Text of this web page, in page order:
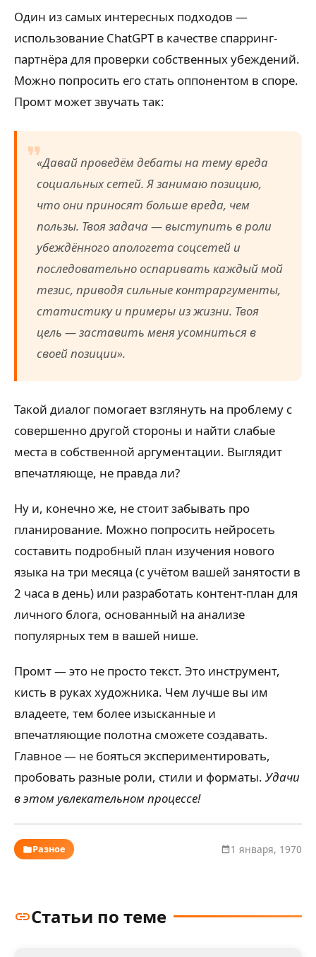
Один из самых интересных подходов —
использование ChatGPT в качестве спарринг-
партнёра для проверки собственных убеждений.
Можно попросить его стать оппонентом в споре.
Промт может звучать так:
«Давай проведём дебаты на тему вреда
социальных сетей. Я занимаю позицию,
что они приносят больше вреда, чем
пользы. Твоя задача — выступить в роли
убеждённого апологета соцсетей и
последовательно оспаривать каждый мой
тезис, приводя сильные контраргументы,
статистику и примеры из жизни. Твоя
цель — заставить меня усомниться в
своей позиции».
Такой диалог помогает взглянуть на проблему с
совершенно другой стороны и найти слабые
места в собственной аргументации. Выглядит
впечатляюще, не правда ли?
Ну и, конечно же, не стоит забывать про
планирование. Можно попросить нейросеть
составить подробный план изучения нового
языка на три месяца (с учётом вашей занятости в
2 часа в день) или разработать контент-план для
личного блога, основанный на анализе
популярных тем в вашей нише.
Промт — это не просто текст. Это инструмент,
кисть в руках художника. Чем лучше вы им
владеете, тем более изысканные и
впечатляющие полотна сможете создавать.
Главное — не бояться экспериментировать,
пробовать разные роли, стили и форматы. Удачи
в этом увлекательном процессе!
Разное 1 января, 1970
Статьи по теме